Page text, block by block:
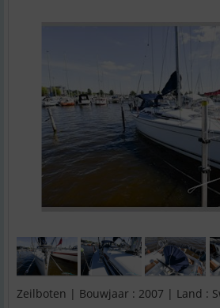
Zeilboten | Bouwjaar : 2007 | Land :